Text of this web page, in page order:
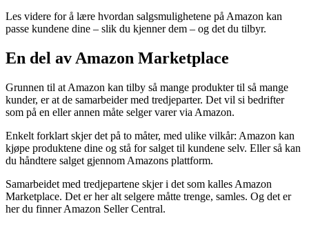
Les videre for å lære hvordan salgs­mulighetene på Amazon kan
passe kundene dine – slik du kjenner dem – og det du tilbyr.
En del av Amazon Marketplace
Grunnen til at Amazon kan tilby så mange produkter til så mange
kunder, er at de samarbeider med tredjeparter. Det vil si bedrifter
som på en eller annen måte selger varer via Amazon.
Enkelt forklart skjer det på to måter, med ulike vilkår: Amazon kan
kjøpe produktene dine og stå for salget til kundene selv. Eller så kan
du håndtere salget gjennom Amazons plattform.
Samarbeidet med tredjepartene skjer i det som kalles Amazon
Marketplace. Det er her alt selgere måtte trenge, samles. Og det er
her du finner Amazon Seller Central.